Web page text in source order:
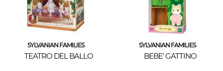
SYLVANIAN FAMILIES
TEATRO DEL BALLO
SYLVANIAN FAMILIES
BEBE' GATTINO